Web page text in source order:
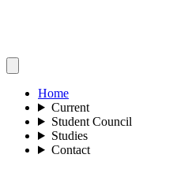
Home
Current
Student Council
Studies
Contact